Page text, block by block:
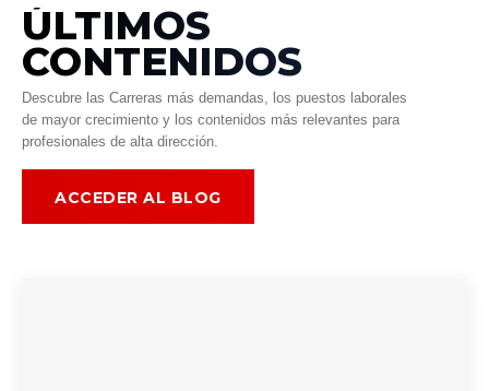
ÚLTIMOS
CONTENIDOS
Descubre las Carreras más demandas, los puestos laborales
de mayor crecimiento y los contenidos más relevantes para
profesionales de alta dirección.
ACCEDER AL BLOG